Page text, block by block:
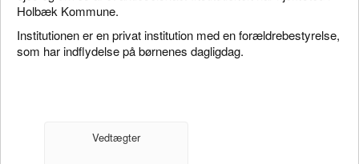
Holbæk Kommune.
Institutionen er en privat institution med en forældrebestyrelse,
som har indflydelse på børnenes dagligdag.
Vedtægter